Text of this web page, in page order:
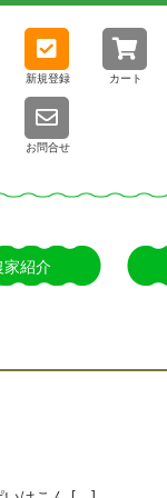
新規登録 カート
お問合せ
紹介